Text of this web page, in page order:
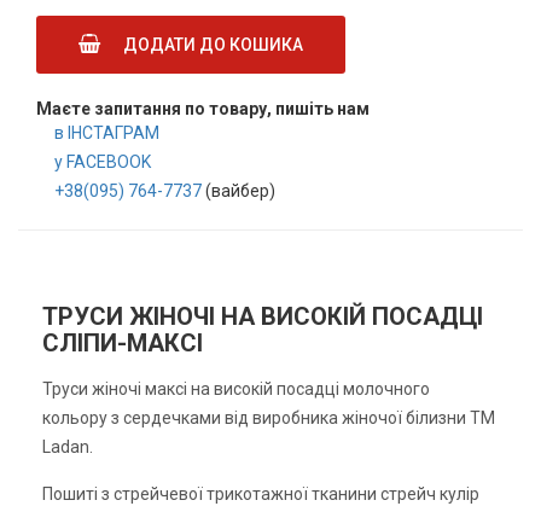
ДОДАТИ ДО КОШИКА
Маєте запитання по товару, пишіть нам
в ІНСТАГРАМ
у FACEBOOK
+38(095) 764-7737(вайбер)
ТРУСИ ЖІНОЧІ НА ВИСОКІЙ ПОСАДЦІ
СЛІПИ-МАКСІ
Труси жіночі максі на високій посадці молочного
кольору з сердечками від виробника жіночої білизни ТМ
Ladan.
Пошиті з стрейчевої трикотажної тканини стрейч кулір